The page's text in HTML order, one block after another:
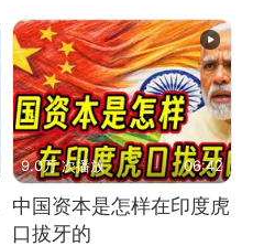
9.0万 次播放 06:42
中国资本是怎样在印度虎
口拔牙的